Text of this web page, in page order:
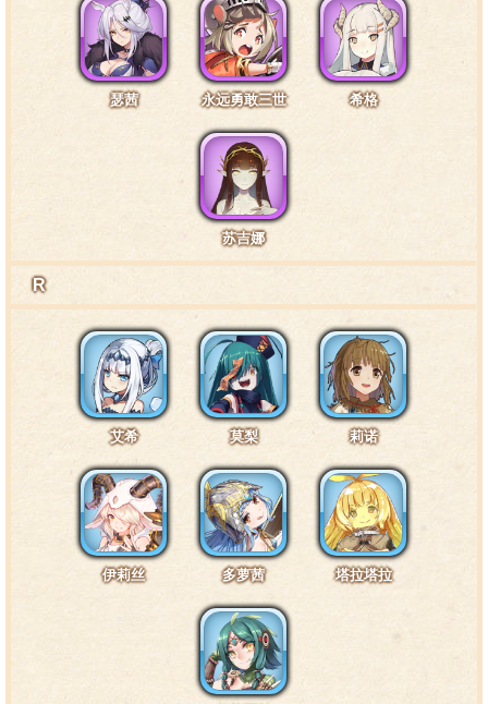
特训4阶段台词4·身体3
唔，仓鼠族的个子都是这样小小的，怎么努力也不会
变大了啦。
特训4阶段台词5·背包3
那些看上去没什么用的东西，其实只要多花些功夫的
特训4阶段台词6·扳手2
这个扳手，可以唤来英雄哦……虽然是我自己造的就
是了，而且也不知道那个到底能不能被称为“英雄”。
特训4阶段台词7·通常3
《费米队长》里的主人公也是我研究机甲的源动
力……可是，仿制的英雄和真正的英雄，终究是不一样
瑟茜 永远勇敢三世 希格
苏吉娜
R
艾希 莫梨 莉诺
伊莉丝 多萝茜 塔拉塔拉